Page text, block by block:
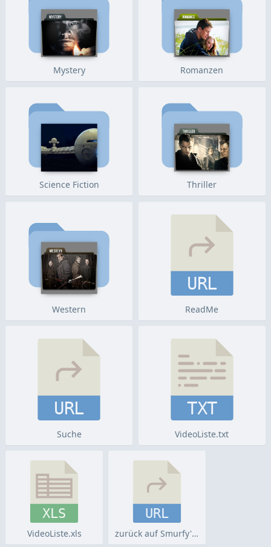
Mystery Romanzen
Science Fiction Thriller
Western
URL
ReadMe
URL
Suche
TXT
VideoListe.txt
XLS
VideoListe.xls
URL
zurück auf Smurfy's Homepage